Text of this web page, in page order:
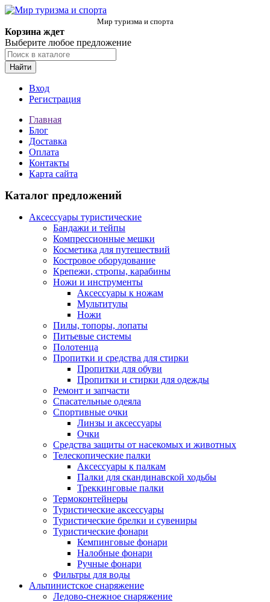
Мир туризма и спорта
Корзина ждет
Выберите любое предложение
Найти
Вход
Регистрация
Главная
Блог
Доставка
Оплата
Контакты
Карта сайта
Каталог предложений
Аксессуары туристические
Бандажи и тейпы
Компрессионные мешки
Косметика для путешествий
Костровое оборудование
Крепежи, стропы, карабины
Ножи и инструменты
Аксессуары к ножам
Мультитулы
Ножи
Пилы, топоры, лопаты
Питьевые системы
Полотенца
Пропитки и средства для стирки
Пропитки для обуви
Пропитки и стирки для одежды
Ремонт и запчасти
Спасательные одеяла
Спортивные очки
Линзы и аксессуары
Очки
Средства защиты от насекомых и животных
Телескопические палки
Аксессуары к палкам
Палки для скандинавской ходьбы
Треккинговые палки
Термоконтейнеры
Туристические аксессуары
Туристические брелки и сувениры
Туристические фонари
Кемпинговые фонари
Налобные фонари
Ручные фонари
Фильтры для воды
Альпинистское снаряжение
Ледово-снежное снаряжение